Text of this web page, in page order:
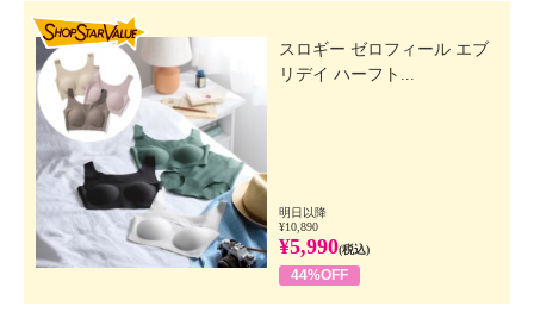
スロギー ゼロフィール エブ
リデイ ハーフト...
明日以降
¥10,890
¥5,990(税込)
44%OFF